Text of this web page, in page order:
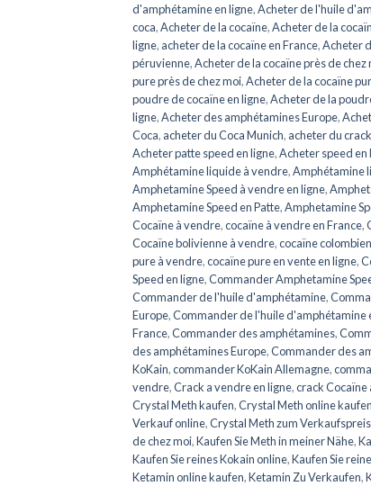
d'amphétamine en ligne,Acheter de l'huile
coca,Acheter de la cocaïne,Acheter de la
ligne, acheter de la cocaïne en France,Acheter
péruvienne,Acheter de la cocaïne près de chez
pure près de chez moi,Acheter de la cocaïne
poudre de cocaïne en ligne,Acheter de la
ligne,Acheter des amphétamines Europe,
Coca, acheter du Coca Munich, acheter du crack
Acheter patte speed en ligne,Acheter speed en
Amphétamine liquide à vendre,Amphétamine
Amphetamine Speed ​​​​à vendre en ligne,
Amphetamine Speed en ​​​​Patte,Amphetamine
Cocaïne à vendre,cocaïne à vendre en France,
Cocaïne bolivienne à vendre,cocaïne
pure à vendre,cocaïne pure en vente en ligne,
Speed ​​​​en ligne,Commander Amphetamine
Commander de l'huile d'amphétamine,
Europe,Commander de l'huile d'amphétamine
France,Commander des amphétamines,
des amphétamines Europe,Commander des
KoKain,commander KoKain Allemagne,
vendre,Crack a vendre en ligne,crack Cocaïne
Crystal Meth kaufen,Crystal Meth online kaufen
Verkauf online,Crystal Meth zum Verkaufspreis
de chez moi,Kaufen Sie Meth in meiner Nähe,
Kaufen Sie reines Kokain online,Kaufen Sie
Ketamin online kaufen,Ketamin Zu Verkaufen,